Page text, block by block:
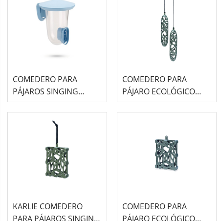
COMEDERO PARA
PÁJAROS SINGING
FRIEND AZUL
COMEDERO PARA
PÁJARO ECOLÓGICO
SINGING FRIEND DOBLE
- SAM (23X6X6)
KARLIE COMEDERO
PARA PÁJAROS SINGING
COMEDERO PARA
PÁJARO ECOLÓGICO